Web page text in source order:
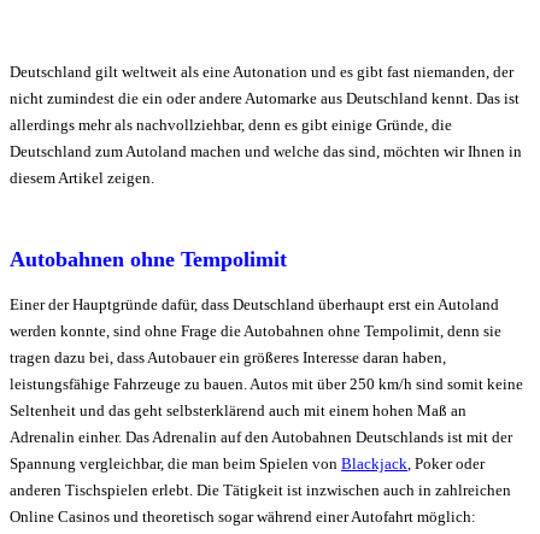
Deutschland gilt weltweit als eine Autonation und es gibt fast niemanden, der
nicht zumindest die ein oder andere Automarke aus Deutschland kennt. Das ist
allerdings mehr als nachvollziehbar, denn es gibt einige Gründe, die
Deutschland zum Autoland machen und welche das sind, möchten wir Ihnen in
diesem Artikel zeigen.
Autobahnen ohne Tempolimit
Einer der Hauptgründe dafür, dass Deutschland überhaupt erst ein Autoland
werden konnte, sind ohne Frage die Autobahnen ohne Tempolimit, denn sie
tragen dazu bei, dass Autobauer ein größeres Interesse daran haben,
leistungsfähige Fahrzeuge zu bauen. Autos mit über 250 km/h sind somit keine
Seltenheit und das geht selbsterklärend auch mit einem hohen Maß an
Adrenalin einher. Das Adrenalin auf den Autobahnen Deutschlands ist mit der
Spannung vergleichbar, die man beim Spielen von Blackjack , Poker oder
anderen Tischspielen erlebt. Die Tätigkeit ist inzwischen auch in zahlreichen
Online Casinos und theoretisch sogar während einer Autofahrt möglich: